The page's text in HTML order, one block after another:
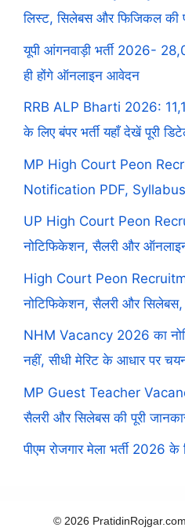
लिस्ट, सिलेबस और फिजिकल की
यूपी आंगनवाड़ी भर्ती 2026-
ही होंगे ऑनलाइन आवेदन
RRB ALP Bharti 2026:
के लिए बंपर भर्ती यहाँ देखें पूरी
MP High Court Peon
Notification PDF,
UP High Court Peon
नोटिफिकेशन, सैलरी और
High Court Peon
नोटिफिकेशन, सैलरी और
NHM Vacancy 2026 का
नहीं, सीधी मेरिट के आधार पर
MP Guest Teacher
सैलरी और सिलेबस की पूरी
पीएम रोजगार मेला भर्ती 2026
© 2026